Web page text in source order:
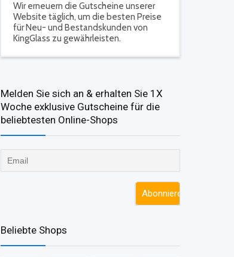
Wir erneuern die Gutscheine unserer
Website täglich, um die besten Preise
für Neu- und Bestandskunden von
KingGlass zu gewährleisten.
Melden Sie sich an & erhalten Sie 1X
Woche exklusive Gutscheine für die
beliebtesten Online-Shops​
Beliebte Shops